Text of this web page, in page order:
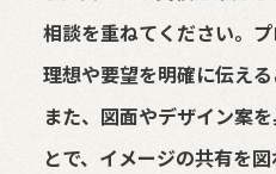
相談を重ねてください。
理想や要望を明確に伝える
また、図面やデザイン案
とで、イメージの共有を